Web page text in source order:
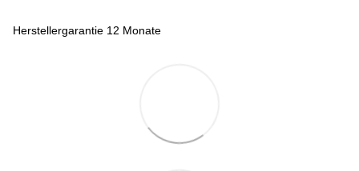
Herstellergarantie 12 Monate